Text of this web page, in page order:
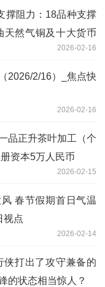
撑阻力：18品种支撑
天然气铜及十大货币
2026-02-16
2026/2/16）_焦点快
2026-02-16
品正升茶叶加工（个
资本5万人民币
2026-02-15
春节假期首日气温
视点
2026-02-14
侠打出了攻守兼备的
的状态相当惊人？